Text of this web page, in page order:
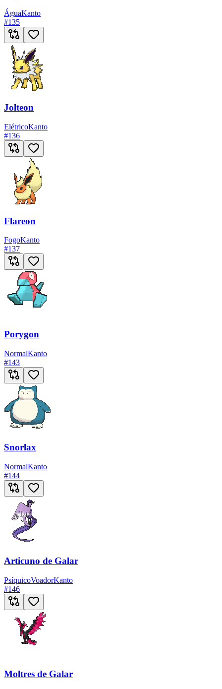
ÁguaKanto
#135
Jolteon
ElétricoKanto
#136
Flareon
FogoKanto
#137
Porygon
NormalKanto
#143
Snorlax
NormalKanto
#144
Articuno de Galar
PsíquicoVoadorKanto
#146
Moltres de Galar